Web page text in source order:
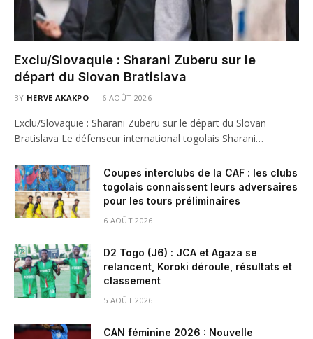
Exclu/Slovaquie : Sharani Zuberu sur le
départ du Slovan Bratislava
BY HERVE AKAKPO 6 AOÛT 2026
Exclu/Slovaquie : Sharani Zuberu sur le départ du Slovan
Bratislava Le défenseur international togolais Sharani…
Coupes interclubs de la CAF : les clubs
togolais connaissent leurs adversaires
pour les tours préliminaires
6 AOÛT 2026
D2 Togo (J6) : JCA et Agaza se
relancent, Koroki déroule, résultats et
classement
5 AOÛT 2026
CAN féminine 2026 : Nouvelle